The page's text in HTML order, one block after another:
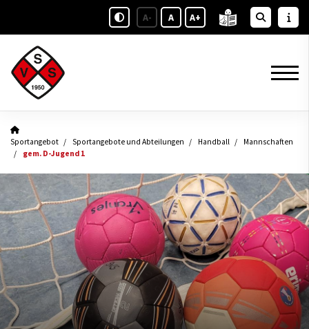
A- A A+
Sportangebot Sportangebote und Abteilungen Handball
Mannschaften
gem. D-Jugend 1